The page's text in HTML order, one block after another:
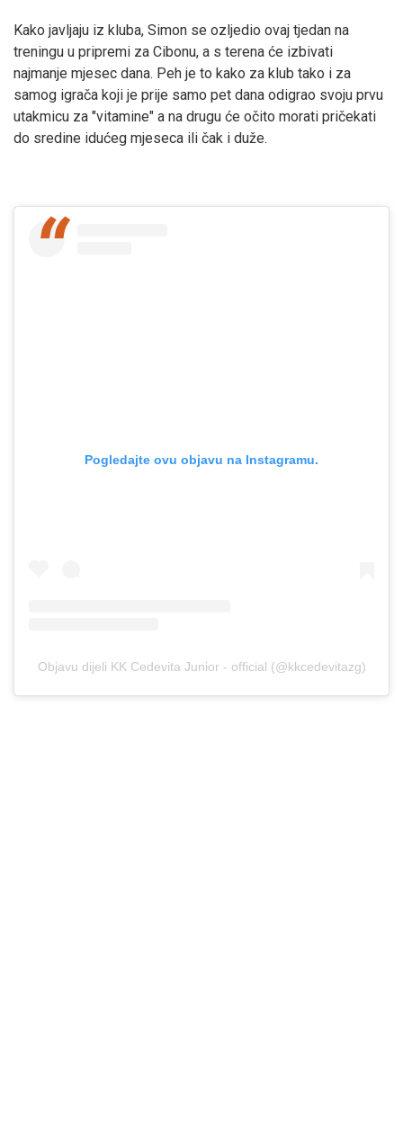
Kako javljaju iz kluba, Simon se ozljedio ovaj tjedan na
treningu u pripremi za Cibonu, a s terena će izbivati
najmanje mjesec dana. Peh je to kako za klub tako i za
samog igrača koji je prije samo pet dana odigrao svoju prvu
utakmicu za "vitamine" a na drugu će očito morati pričekati
do sredine idućeg mjeseca ili čak i duže.
Pogledajte ovu objavu na Instagramu.
Objavu dijeli KK Cedevita Junior - official (@kkcedevitazg)